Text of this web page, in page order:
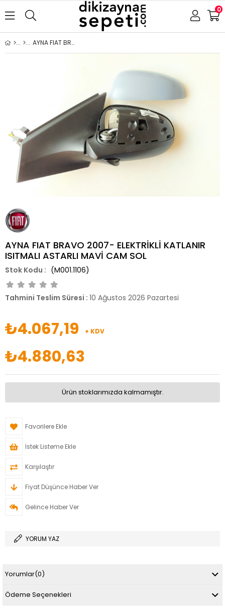
0
AYNA FIAT BRAVO 2007- ELEKTRİKLİ KATLANIR ISITMALI ASTARLI MAVİ CAM SOL
AYNA FIAT BRAVO 2007- ELEKTRİKLİ KATLANIR
ISITMALI ASTARLI MAVİ CAM SOL
(M001.1106)
Tahmini Teslim Süresi : 10 Ağustos 2026 Pazartesi
₺4.067,19 + KDV
₺4.880,63
Ürün stoklarımızda kalmamıştır.
Favorilere Ekle
İstek Listeme Ekle
Karşılaştır
Fiyat Düşünce Haber Ver
Gelince Haber Ver
YORUM YAZ
Yorumlar(0)
Ödeme Seçenekleri